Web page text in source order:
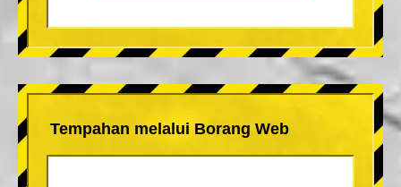
Tempahan melalui Borang Web